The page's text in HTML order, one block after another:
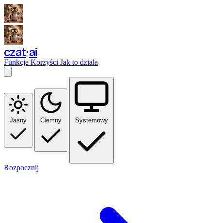
czat ai
Funkcje Korzyści Jak to działa
Jasny Ciemny Systemowy
Rozpocznij